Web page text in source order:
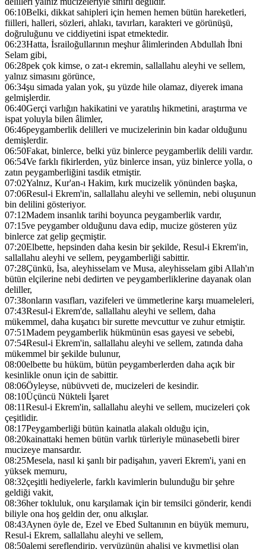
06:10Belki, dikkat sahipleri için hemen hemen bütün hareketleri,
fiilleri, halleri, sözleri, ahlakı, tavırları, karakteri ve görünüşü,
doğruluğunu ve ciddiyetini ispat etmektedir.
06:23Hatta, İsrailoğullarının meşhur âlimlerinden Abdullah İbni
Selam gibi,
06:28pek çok kimse, o zat-ı ekremin, sallallahu aleyhi ve sellem,
yalnız simasını görünce,
06:34şu simada yalan yok, şu yüzde hile olamaz, diyerek imana
gelmişlerdir.
06:40Gerçi varlığın hakikatini ve yaratılış hikmetini, araştırma ve
ispat yoluyla bilen âlimler,
06:46peygamberlik delilleri ve mucizelerinin bin kadar olduğunu
demişlerdir.
06:50Fakat, binlerce, belki yüz binlerce peygamberlik delili vardır.
06:54Ve farklı fikirlerden, yüz binlerce insan, yüz binlerce yolla, o
zatın peygamberliğini tasdik etmiştir.
07:02Yalnız, Kur'an-ı Hakim, kırk mucizelik yönünden başka,
07:06Resul-i Ekrem'in, sallallahu aleyhi ve sellemin, nebi oluşunun
bin delilini gösteriyor.
07:12Madem insanlık tarihi boyunca peygamberlik vardır,
07:15ve peygamber olduğunu dava edip, mucize gösteren yüz
binlerce zat gelip geçmiştir.
07:20Elbette, hepsinden daha kesin bir şekilde, Resul-i Ekrem'in,
sallallahu aleyhi ve sellem, peygamberliği sabittir.
07:28Çünkü, İsa, aleyhisselam ve Musa, aleyhisselam gibi Allah'ın
bütün elçilerine nebi dedirten ve peygamberliklerine dayanak olan
deliller,
07:38onların vasıfları, vazifeleri ve ümmetlerine karşı muameleleri,
07:43Resul-i Ekrem'de, sallallahu aleyhi ve sellem, daha
mükemmel, daha kuşatıcı bir surette mevcuttur ve zuhur etmiştir.
07:51Madem peygamberlik hükmünün esas gayesi ve sebebi,
07:54Resul-i Ekrem'in, sallallahu aleyhi ve sellem, zatında daha
mükemmel bir şekilde bulunur,
08:00elbette bu hüküm, bütün peygamberlerden daha açık bir
kesinlikle onun için de sabittir.
08:06Öyleyse, nübüvveti de, mucizeleri de kesindir.
08:10Üçüncü Nükteli İşaret
08:11Resul-i Ekrem'in, sallallahu aleyhi ve sellem, mucizeleri çok
çeşitlidir.
08:17Peygamberliği bütün kainatla alakalı olduğu için,
08:20kainattaki hemen bütün varlık türleriyle münasebetli birer
mucizeye mansardır.
08:25Mesela, nasıl ki şanlı bir padişahın, yaveri Ekrem'i, yani en
yüksek memuru,
08:32çeşitli hediyelerle, farklı kavimlerin bulunduğu bir şehre
geldiği vakit,
08:36her tokluluk, onu karşılamak için bir temsilci gönderir, kendi
biliyle ona hoş geldin der, onu alkışlar.
08:43Aynen öyle de, Ezel ve Ebed Sultanının en büyük memuru,
Resul-i Ekrem, sallallahu aleyhi ve sellem,
08:50alemi şereflendirip, yeryüzünün ahalisi ve kıymetlisi olan